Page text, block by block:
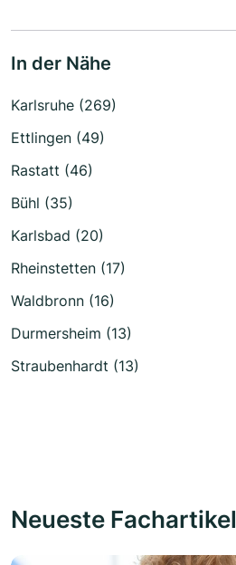
In der Nähe
Karlsruhe (269)
Ettlingen (49)
Rastatt (46)
Bühl (35)
Karlsbad (20)
Rheinstetten (17)
Waldbronn (16)
Durmersheim (13)
Straubenhardt (13)
Neueste Fachartikel